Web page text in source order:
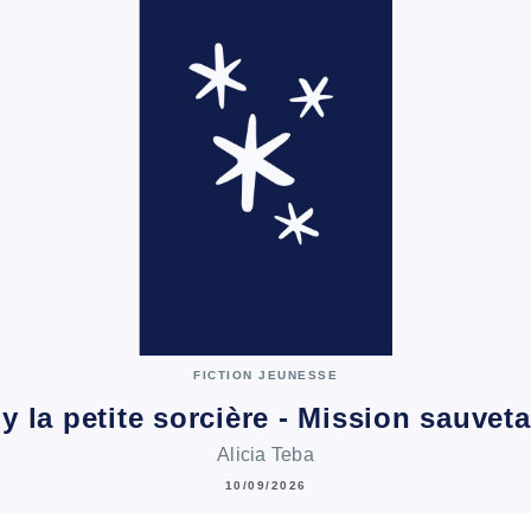
FICTION JEUNESSE
la petite sorcière - Mission
Alicia Teba
10/09/2026